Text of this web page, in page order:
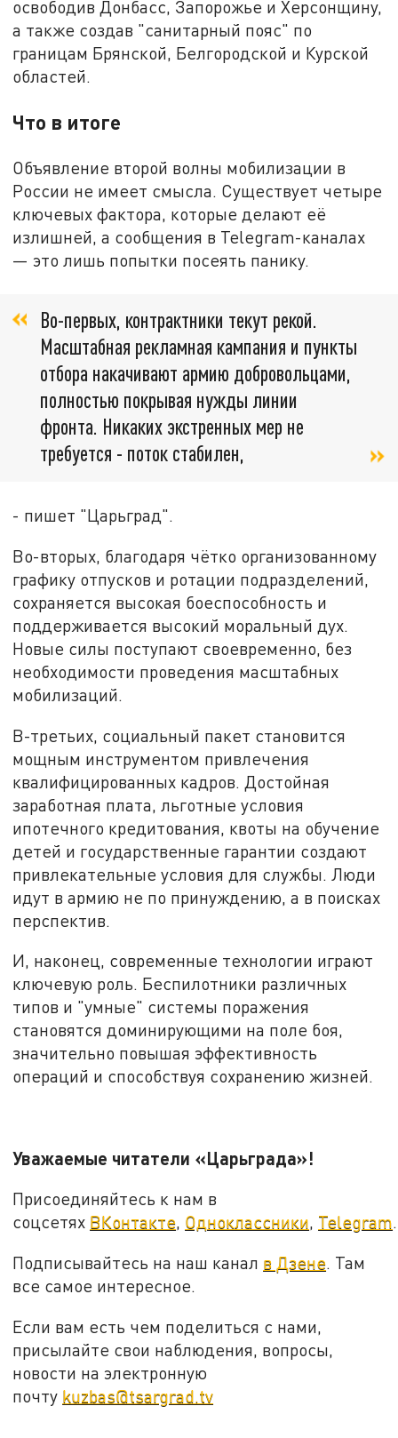
освободив Донбасс, Запорожье и Херсонщину,
а также создав "санитарный пояс" по
границам Брянской, Белгородской и Курской
областей.
Что в итоге
Объявление второй волны мобилизации в
России не имеет смысла. Существует четыре
ключевых фактора, которые делают её
излишней, а сообщения в Telegram-каналах
— это лишь попытки посеять панику.
Во-первых, контрактники текут рекой.
Масштабная рекламная кампания и пункты
отбора накачивают армию добровольцами,
полностью покрывая нужды линии
фронта. Никаких экстренных мер не
требуется - поток стабилен,
- пишет "Царьград".
Во-вторых, благодаря чётко организованному
графику отпусков и ротации подразделений,
сохраняется высокая боеспособность и
поддерживается высокий моральный дух.
Новые силы поступают своевременно, без
необходимости проведения масштабных
мобилизаций.
В-третьих, социальный пакет становится
мощным инструментом привлечения
квалифицированных кадров. Достойная
заработная плата, льготные условия
ипотечного кредитования, квоты на обучение
детей и государственные гарантии создают
привлекательные условия для службы. Люди
идут в армию не по принуждению, а в поисках
перспектив.
И, наконец, современные технологии играют
ключевую роль. Беспилотники различных
типов и "умные" системы поражения
становятся доминирующими на поле боя,
значительно повышая эффективность
операций и способствуя сохранению жизней.
Уважаемые читатели «Царьграда»!
Присоединяйтесь к нам в
соцсетях ВКонтакте, Одноклассники, Telegram.
Подписывайтесь на наш канал в Дзене. Там
все самое интересное.
Если вам есть чем поделиться с нами,
присылайте свои наблюдения, вопросы,
новости на электронную
почту kuzbas@tsargrad.tv